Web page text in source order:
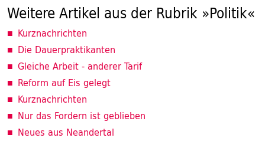
Weitere Artikel aus der Rubrik »Politik«
Kurznachrichten
Die Dauerpraktikanten
Gleiche Arbeit - anderer Tarif
Reform auf Eis gelegt
Kurznachrichten
Nur das Fordern ist geblieben
Neues aus Neandertal